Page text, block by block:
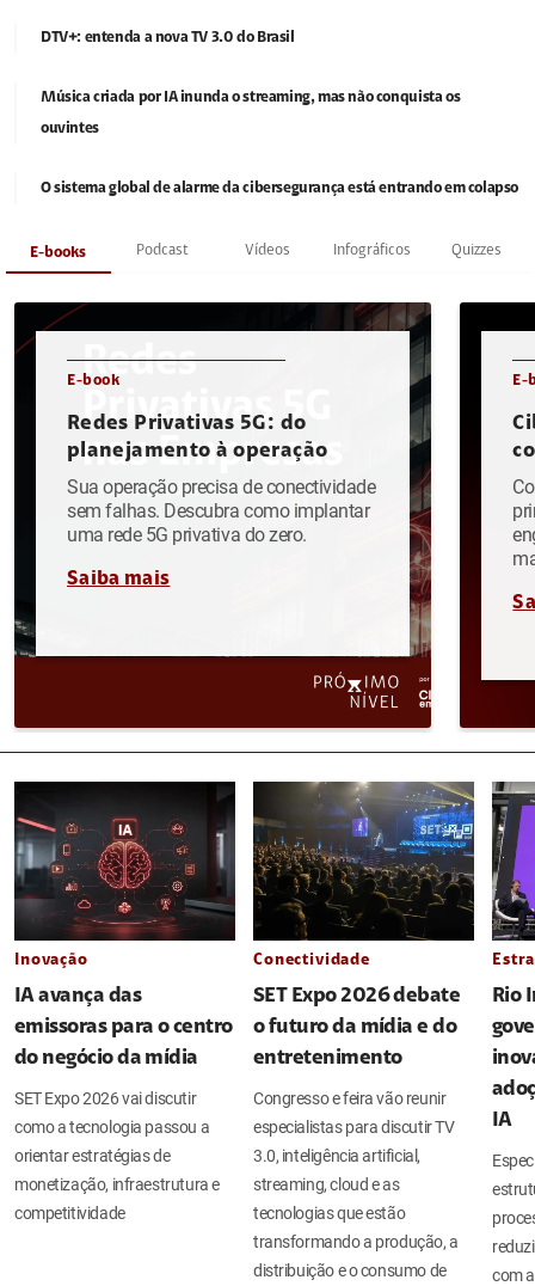
DTV+: entenda a nova TV 3.0 do Brasil
Música criada por IA inunda o streaming, mas não conquista os
ouvintes
O sistema global de alarme da cibersegurança está entrando em colapso
E-books Podcast Vídeos Infográficos Quizzes
E-book
Redes Privativas 5G: do
planejamento à operação
Sua operação precisa de conectividade
sem falhas. Descubra como implantar
uma rede 5G privativa do zero.
Saiba mais
E-
Inovação
IA avança das
emissoras para o centro
do negócio da mídia
SET Expo 2026 vai discutir
como a tecnologia passou a
orientar estratégias de
monetização, infraestrutura e
competitividade
Conectividade
SET Expo 2026 debate
o futuro da mídia e do
entretenimento
Congresso e feira vão reunir
especialistas para discutir TV
3.0, inteligência artificial,
streaming, cloud e as
tecnologias que estão
transformando a produção, a
distribuição e o consumo de
Rio
IA
com